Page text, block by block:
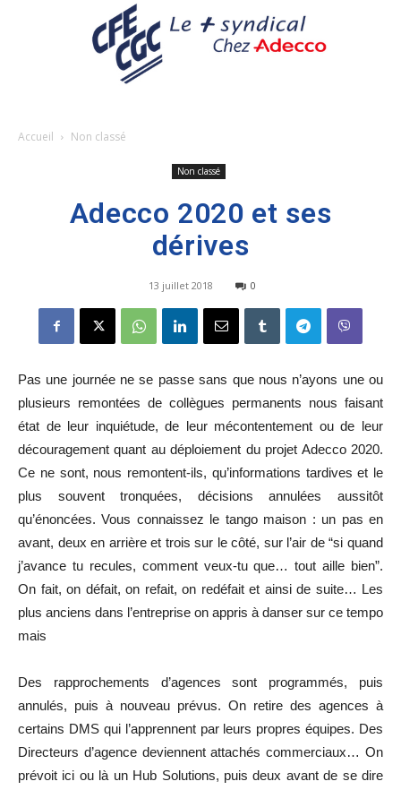
Accueil Non classé
Non classé
Adecco 2020 et ses
dérives
13 juillet 2018 0
Pas une journée ne se passe sans que nous n’ayons une ou
plusieurs remontées de collègues permanents nous faisant
état de leur inquiétude, de leur mécontentement ou de leur
découragement quant au déploiement du projet Adecco 2020.
Ce ne sont, nous remontent-ils, qu’informations tardives et le
plus souvent tronquées, décisions annulées aussitôt
qu’énoncées. Vous connaissez le tango maison : un pas en
avant, deux en arrière et trois sur le côté, sur l’air de “si quand
j’avance tu recules, comment veux-tu que… tout aille bien”.
On fait, on défait, on refait, on redéfait et ainsi de suite… Les
plus anciens dans l’entreprise on appris à danser sur ce tempo
mais
Des rapprochements d’agences sont programmés, puis
annulés, puis à nouveau prévus. On retire des agences à
certains DMS qui l’apprennent par leurs propres équipes. Des
Directeurs d’agence deviennent attachés commerciaux… On
prévoit ici ou là un Hub Solutions, puis deux avant de se dire